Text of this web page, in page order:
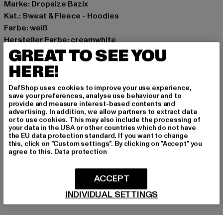
Marke: Dropsize Bazix
Kat.: Sweat & Fleece - Hoodies
Farbe: weiß
Hersteller Farbe: creamwhite
Materialzusammensetzung: 80% Baumwolle, 20%
Polyester
Art.Nr: BRHD001CRM-14270
Hersteller: Dropsize GmbH |management@dropsize.de
Motzener Straße 6 | 12277 Berlin | DE
GRÖSSE & PASSFORM
PFLEGEHINWEISE
LIEFERUNG & RÜCKGABE
GREAT TO SEE YOU
HERE!
DefShop uses cookies to improve your use experience,
save your preferences, analyse use behaviour and to
provide and measure interest-based contents and
advertising. In addition, we allow partners to extract data
or to use cookies. This may also include the processing of
your data in the USA or other countries which do not have
the EU data protection standard. If you want to change
this, click on "Custom settings". By clicking on "Accept" you
agree to this. Data protection
INDIVIDUAL SETTINGS
ACCEPT